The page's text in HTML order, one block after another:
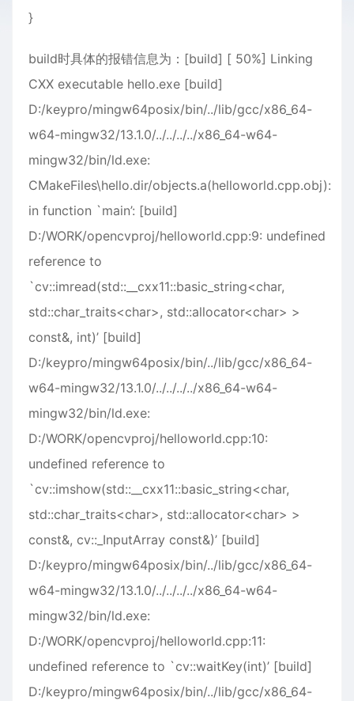
}
build时具体的报错信息为：[build] [ 50%] Linking
CXX executable hello.exe [build]
D:/keypro/mingw64posix/bin/../lib/gcc/x86_64-
w64-mingw32/13.1.0/../../../../x86_64-w64-
mingw32/bin/ld.exe:
CMakeFiles\hello.dir/objects.a(helloworld.cpp.obj):
in function `main’: [build]
D:/WORK/opencvproj/helloworld.cpp:9: undefined
reference to
`cv::imread(std::__cxx11::basic_string<char,
std::char_traits<char>, std::allocator<char> >
const&, int)’ [build]
D:/keypro/mingw64posix/bin/../lib/gcc/x86_64-
w64-mingw32/13.1.0/../../../../x86_64-w64-
mingw32/bin/ld.exe:
D:/WORK/opencvproj/helloworld.cpp:10:
undefined reference to
`cv::imshow(std::__cxx11::basic_string<char,
std::char_traits<char>, std::allocator<char> >
const&, cv::_InputArray const&)’ [build]
D:/keypro/mingw64posix/bin/../lib/gcc/x86_64-
w64-mingw32/13.1.0/../../../../x86_64-w64-
mingw32/bin/ld.exe:
D:/WORK/opencvproj/helloworld.cpp:11:
undefined reference to `cv::waitKey(int)’ [build]
D:/keypro/mingw64posix/bin/../lib/gcc/x86_64-